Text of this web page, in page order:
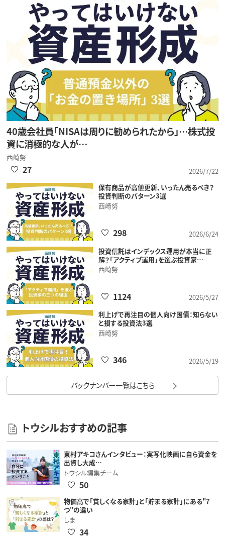
40歳会社員「NISAは周りに勧められたから」…株式投
資に消極的な人が…
西崎努
2026/7/22
27
保有商品が高値更新、いったん売るべき？
投資判断のパターン3選
西崎努
2026/6/24
298
投資信託はインデックス運用が本当に正
解？「アクティブ運用」を選ぶ投資家…
西崎努
2026/5/27
1124
利上げで再注目の個人向け国債：知らない
と損する投資法3選
西崎努
2026/5/19
346
バックナンバー一覧はこちら
トウシルおすすめの記事
東村アキコさんインタビュー：実写化映画に自ら資金を
出資し大成…
トウシル編集チーム
50
物価高で「貧しくなる家計」と「貯まる家計」にある"7
つ"の違い
しま
34